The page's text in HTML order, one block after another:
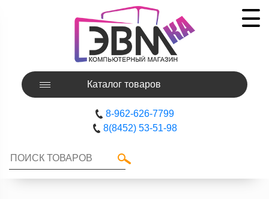
Каталог товаров
8-962-626-7799
8(8452) 53-51-98